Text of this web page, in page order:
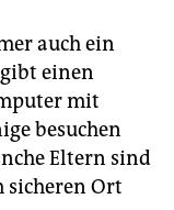
auch ein
einen
mit
besuchen
Eltern sind
sicheren Ort